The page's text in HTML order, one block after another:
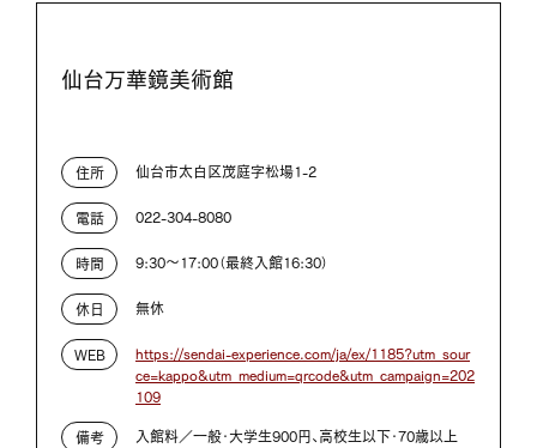
仙台万華鏡美術館
住所 仙台市太白区茂庭字松場1-2
電話 022-304-8080
時間 9:30～17:00（最終入館16:30）
休日 無休
WEB
https://sendai-experience.com/ja/ex/1185?utm_sour
ce=kappo&utm_medium=qrcode&utm_campaign=202
109
備考
入館料／一般・大学生900円、高校生以下・70歳以上